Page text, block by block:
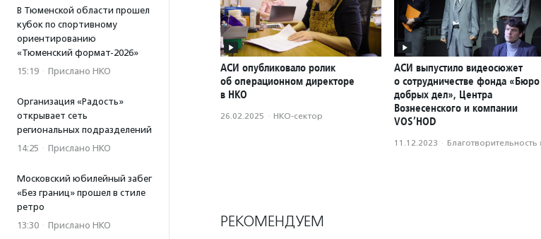
В Тюменской области прошел
кубок по спортивному
ориентированию
«Тюменский формат-2026»
15:19 · Прислано НКО
Организация «Радость»
открывает сеть
региональных подразделений
14:25 · Прислано НКО
Московский юбилейный забег
«Без границ» прошел в стиле
ретро
13:30 · Прислано НКО
АСИ опубликовало ролик
об операционном директоре
в НКО
26.02.2025 · НКО-сектор
АСИ выпустило видеосюжет
о сотрудничестве фонда «Бюро
добрых дел», Центра
Вознесенского и компании
VOS’HOD
11.12.2023 ·
РЕКОМЕНДУЕМ